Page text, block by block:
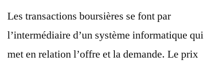
Les transactions boursières se font par
l’intermédiaire d’un système informatique qui
met en relation l’offre et la demande. Le prix